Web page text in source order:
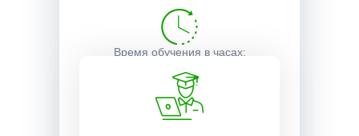
Время обучения в часах:
40
Время обучения в часах:
1 неделя